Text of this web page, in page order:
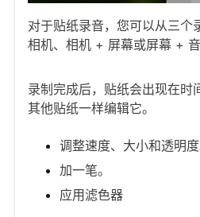
对于贴纸录音，您可以从三个
相机、相机 + 屏幕或屏幕 + 音
录制完成后，贴纸会出现在时
其他贴纸一样编辑它。
调整速度、大小和透明度
加一笔。
应用滤色器